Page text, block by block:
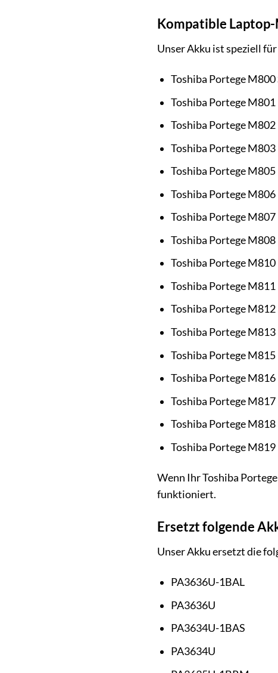
Kompatible
Unser Akku ist speziell
Toshiba Portege M800
Toshiba Portege M801
Toshiba Portege M802
Toshiba Portege M803
Toshiba Portege M805
Toshiba Portege M806
Toshiba Portege M807
Toshiba Portege M808
Toshiba Portege M810
Toshiba Portege M811
Toshiba Portege M812
Toshiba Portege M813
Toshiba Portege M815
Toshiba Portege M816
Toshiba Portege M817
Toshiba Portege M818
Toshiba Portege M819
Wenn Ihr Toshiba
funktioniert.
Ersetzt folgende
Unser Akku ersetzt die
PA3636U-1BAL
PA3636U
PA3634U-1BAS
PA3634U